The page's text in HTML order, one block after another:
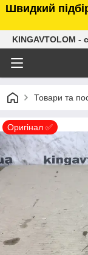
Швидкий
KINGAVTOLOM -
Товари та
Оригінал ✅